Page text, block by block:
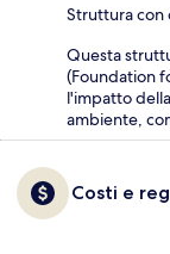
Struttura con
Questa
(Foundation
l'impatto
ambiente,
Costi e